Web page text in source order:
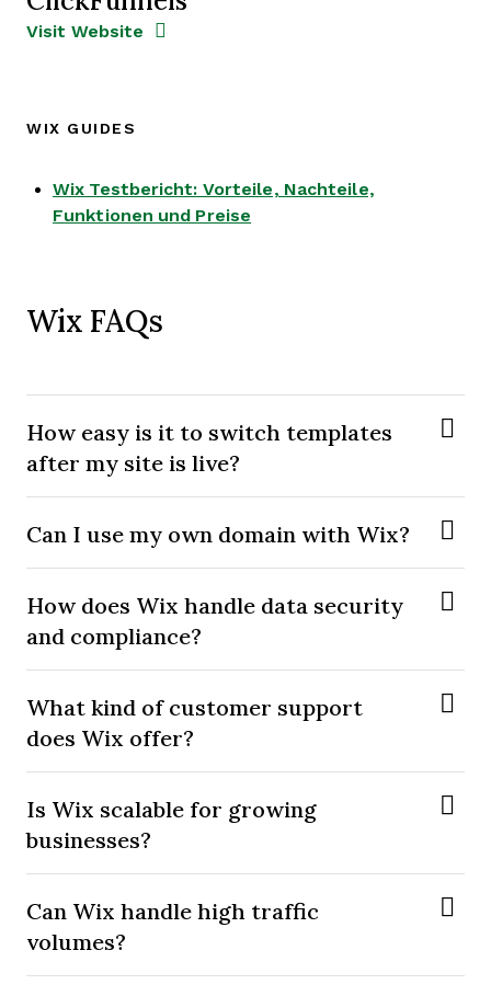
Opens new window
Visit Website Opens New Window
WIX GUIDES
Wix Testbericht: Vorteile, Nachteile,
Funktionen und Preise
Wix FAQs
How easy is it to switch templates
after my site is live?
Can I use my own domain with Wix?
How does Wix handle data security
and compliance?
What kind of customer support
does Wix offer?
Is Wix scalable for growing
businesses?
Can Wix handle high traffic
volumes?